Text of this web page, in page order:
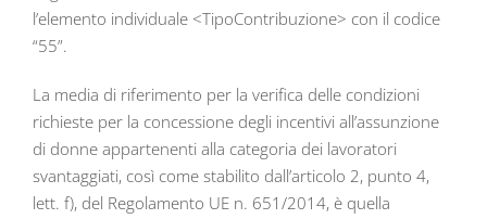
l’elemento individuale <TipoContribuzione> con il codice
“55”.
La media di riferimento per la verifica delle condizioni
richieste per la concessione degli incentivi all’assunzione
di donne appartenenti alla categoria dei lavoratori
svantaggiati, così come stabilito dall’articolo 2, punto 4,
lett. f), del Regolamento UE n. 651/2014, è quella